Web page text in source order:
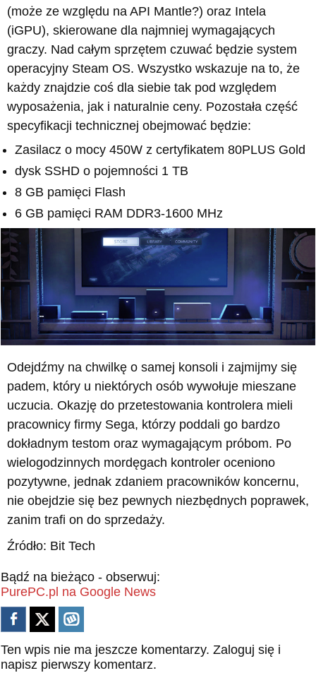
(może ze względu na API Mantle?) oraz Intela
(iGPU), skierowane dla najmniej wymagających
graczy. Nad całym sprzętem czuwać będzie system
operacyjny Steam OS. Wszystko wskazuje na to, że
każdy znajdzie coś dla siebie tak pod względem
wyposażenia, jak i naturalnie ceny. Pozostała część
specyfikacji technicznej obejmować będzie:
Zasilacz o mocy 450W z certyfikatem 80PLUS Gold
dysk SSHD o pojemności 1 TB
8 GB pamięci Flash
6 GB pamięci RAM DDR3-1600 MHz
Odejdźmy na chwilkę o samej konsoli i zajmijmy się
padem, który u niektórych osób wywołuje mieszane
uczucia. Okazję do przetestowania kontrolera mieli
pracownicy firmy Sega, którzy poddali go bardzo
dokładnym testom oraz wymagającym próbom. Po
wielogodzinnych mordęgach kontroler oceniono
pozytywne, jednak zdaniem pracowników koncernu,
nie obejdzie się bez pewnych niezbędnych poprawek,
zanim trafi on do sprzedaży.
Źródło: Bit Tech
Bądź na bieżąco - obserwuj:
PurePC.pl na Google News
Ten wpis nie ma jeszcze komentarzy. Zaloguj się i
napisz pierwszy komentarz.